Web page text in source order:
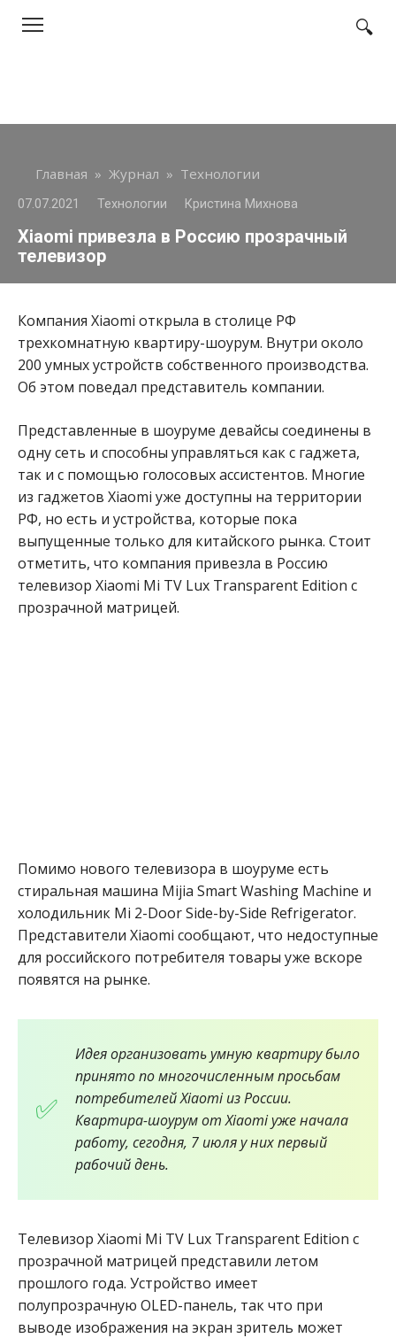
Главная » Журнал » Технологии
07.07.2021 Технологии Кристина Михнова
Xiaomi привезла в Россию прозрачный
телевизор
Компания Xiaomi открыла в столице РФ
трехкомнатную квартиру-шоурум. Внутри около
200 умных устройств собственного производства.
Об этом поведал представитель компании.
Представленные в шоуруме девайсы соединены в
одну сеть и способны управляться как с гаджета,
так и с помощью голосовых ассистентов. Многие
из гаджетов Xiaomi уже доступны на территории
РФ, но есть и устройства, которые пока
выпущенные только для китайского рынка. Стоит
отметить, что компания привезла в Россию
телевизор Xiaomi Mi TV Lux Transparent Edition с
прозрачной матрицей.
Помимо нового телевизора в шоуруме есть
стиральная машина Mijia Smart Washing Machine и
холодильник Mi 2-Door Side-by-Side Refrigerator.
Представители Xiaomi сообщают, что недоступные
для российского потребителя товары уже вскоре
появятся на рынке.
Идея организовать умную квартиру было
принято по многочисленным просьбам
потребителей Xiaomi из России.
Квартира-шоурум от Xiaomi уже начала
работу, сегодня, 7 июля у них первый
рабочий день.
Телевизор Xiaomi Mi TV Lux Transparent Edition с
прозрачной матрицей представили летом
прошлого года. Устройство имеет
полупрозрачную OLED-панель, так что при
выводе изображения на экран зритель может